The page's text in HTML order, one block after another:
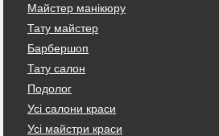
Майстер манікюру
Тату майстер
Барбершоп
Тату салон
Подолог
Усі салони краси
Усі майстри краси